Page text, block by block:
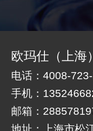
欧玛仕（上海
电话：4008-
手机：
邮箱：
地址：上海市松